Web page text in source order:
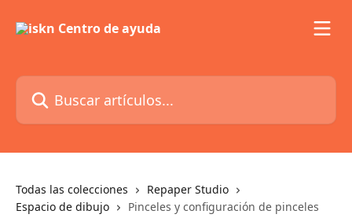
Buscar artículos...
Todas las colecciones
Repaper Studio
Espacio de dibujo
Pinceles y configuración de pinceles